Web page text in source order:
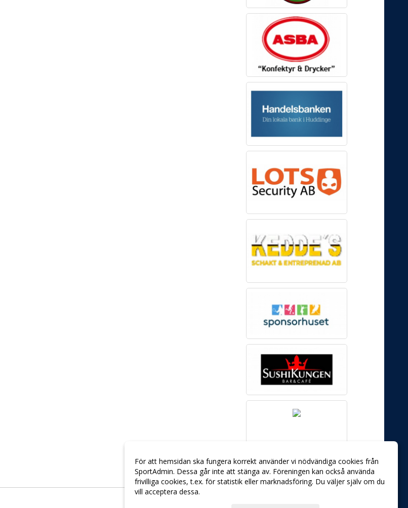
För att hemsidan ska fungera korrekt använder vi nödvändiga cookies från
SportAdmin. Dessa går inte att stänga av. Föreningen kan också använda
frivilliga cookies, t.ex. för statistik eller marknadsföring. Du väljer själv om du
vill acceptera dessa.